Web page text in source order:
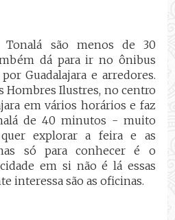
Tonalá são menos de 30
dá para ir no ônibus
Guadalajara e arredores.
Hombres Ilustres, no centro
em vários horários e faz
de 40 minutos - muito
explorar a feira e as
só para conhecer é o
em si não é lá essas
interessa são as oficinas.